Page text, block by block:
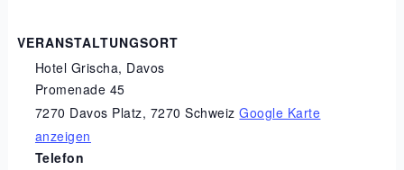
VERANSTALTUNGSORT
Hotel Grischa, Davos
Promenade 45
7270 Davos Platz, 7270 Schweiz Google Karte
anzeigen
Telefon